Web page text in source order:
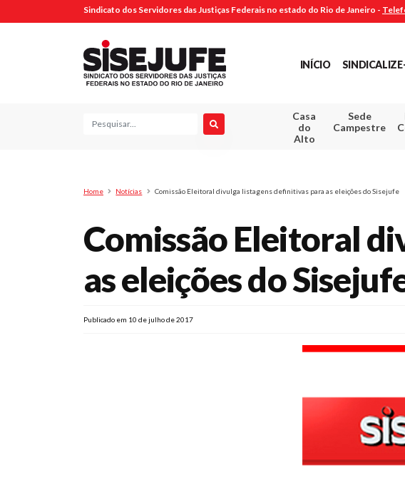
Sindicato dos Servidores das Justiças Federais no estado do Rio de Janeiro -
INÍCIO
Pesquisa
Casa
do
Alto
Sede
Campestre
Home Notícias Comissão Eleitoral divulga listagens definitivas para as eleições do Sisejufe
Comissão Eleitoral
as eleições do
Publicado em 10 de julho de 2017